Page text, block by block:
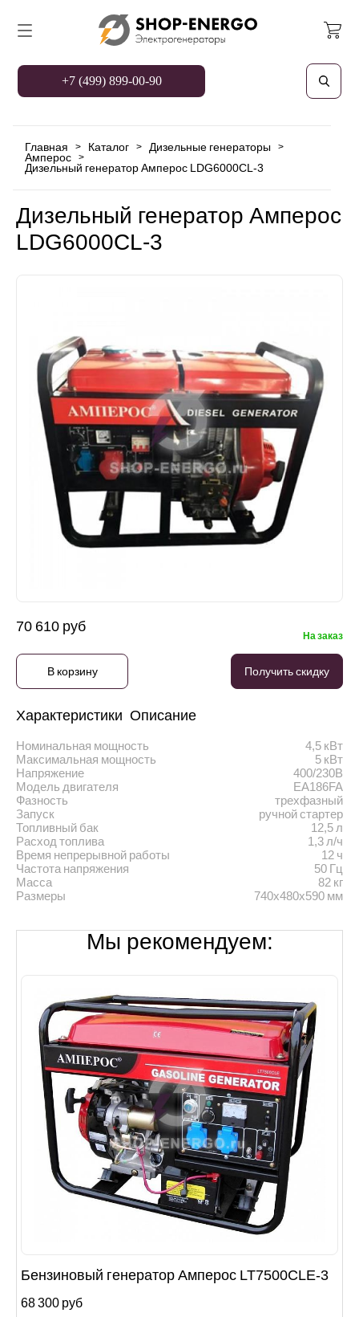
+7 (499) 899-00-90
Главная > Каталог > Дизельные генераторы >
Амперос >
Дизельный генератор Амперос LDG6000СL-3
Дизельный генератор Амперос
LDG6000СL-3
70 610 руб
На заказ
В корзину Получить скидку
Характеристики Описание
Номинальная мощность
4,5 кВт
Максимальная мощность
5 кВт
Напряжение
400/230В
Модель двигателя
EA186FA
Фазность
трехфазный
Запуск
ручной стартер
Топливный бак
12,5 л
Расход топлива
1,3 л/ч
Время непрерывной работы
12 ч
Частота напряжения
50 Гц
Масса
82 кг
Размеры
740х480х590 мм
Мы рекомендуем:
Бензиновый генератор Амперос LT7500СLE-3
68 300 руб